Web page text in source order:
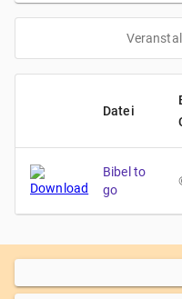
Datei
Bibel to
go